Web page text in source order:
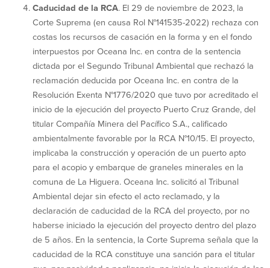
Caducidad de la RCA. El 29 de noviembre de 2023, la
Corte Suprema (en causa Rol N°141535-2022) rechaza con
costas los recursos de casación en la forma y en el fondo
interpuestos por Oceana Inc. en contra de la sentencia
dictada por el Segundo Tribunal Ambiental que rechazó la
reclamación deducida por Oceana Inc. en contra de la
Resolución Exenta N°1776/2020 que tuvo por acreditado el
inicio de la ejecución del proyecto Puerto Cruz Grande, del
titular Compañía Minera del Pacífico S.A., calificado
ambientalmente favorable por la RCA N°10/15. El proyecto,
implicaba la construcción y operación de un puerto apto
para el acopio y embarque de graneles minerales en la
comuna de La Higuera. Oceana Inc. solicitó al Tribunal
Ambiental dejar sin efecto el acto reclamado, y la
declaración de caducidad de la RCA del proyecto, por no
haberse iniciado la ejecución del proyecto dentro del plazo
de 5 años. En la sentencia, la Corte Suprema señala que la
caducidad de la RCA constituye una sanción para el titular